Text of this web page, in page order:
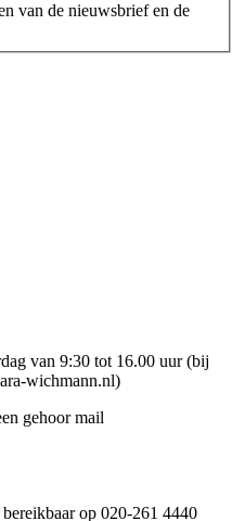
van de nieuwsbrief en de
van 9:30 tot 16.00 uur (bij
wichmann.nl)
gehoor mail
op 020-261 4440